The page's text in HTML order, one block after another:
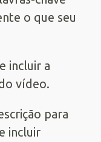
o que seu
incluir a
vídeo.
para
incluir